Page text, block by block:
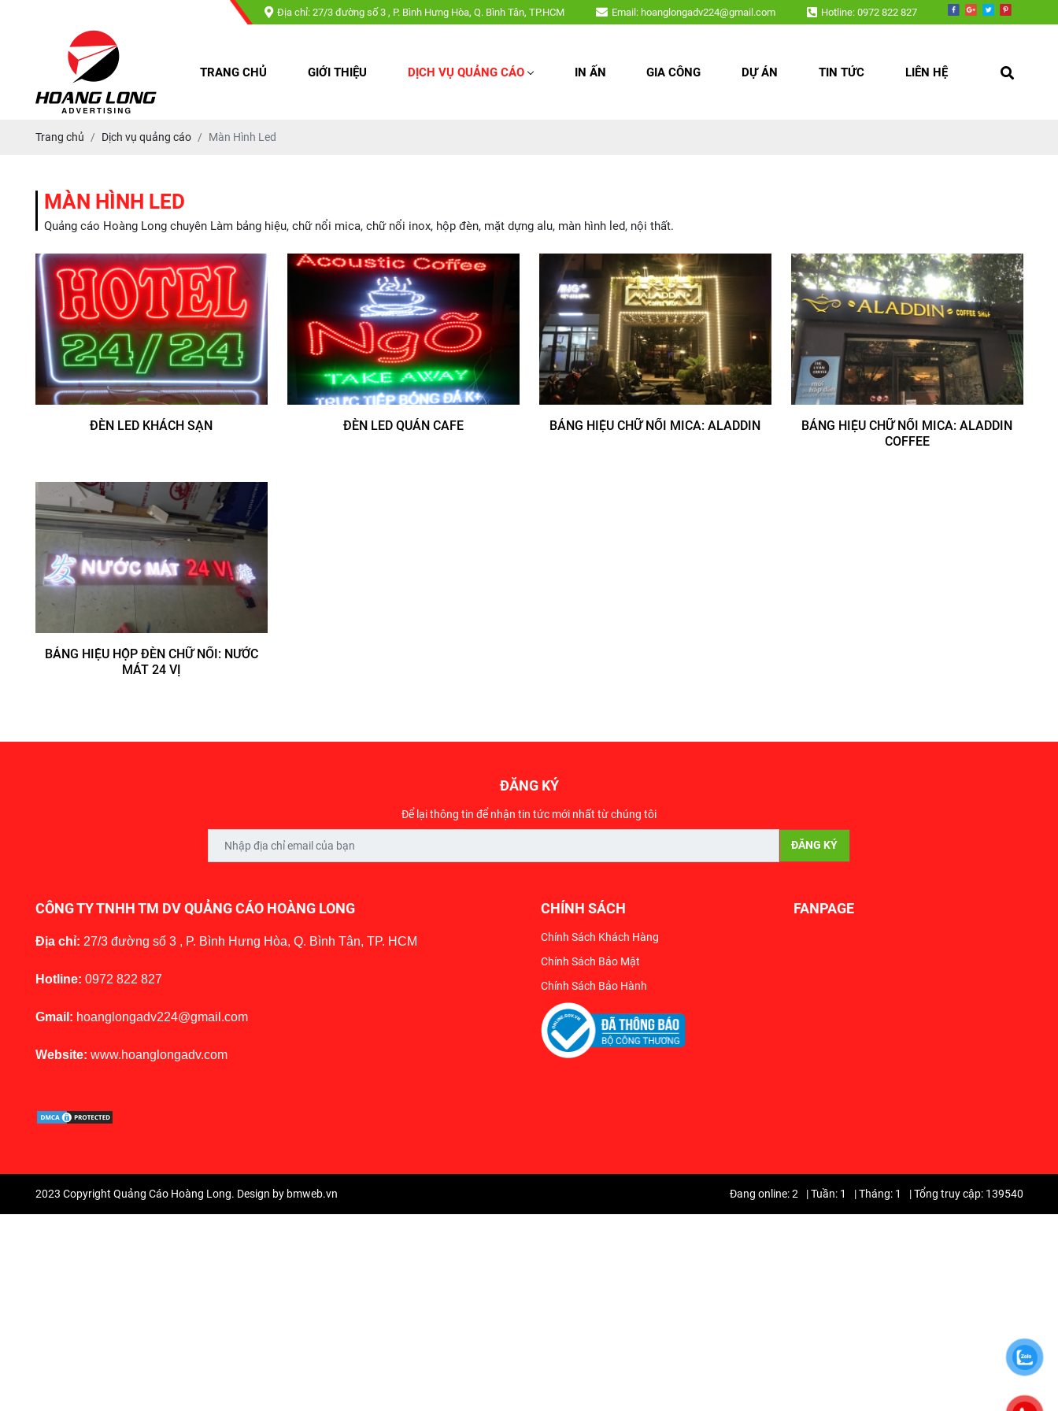
Quảng cáo Hoàng Long chuyên : Làm bảng hiệu, chữ nổi mica, chữ nổi inox, hộp đèn, mặt dựng alu, màn hình led, nội thất,....
Địa chỉ: 27/3 đường số 3 , P. Bình Hưng Hòa, Q. Bình Tân, TP.HCM Email: hoanglongadv224@gmail.com Hotline: 0972 822 827
TRANG CHỦ GIỚI THIỆU DỊCH VỤ QUẢNG CÁO IN ẤN GIA CÔNG DỰ ÁN TIN TỨC LIÊN HỆ
Trang chủ Dịch vụ quảng cáo Màn Hình Led
MÀN HÌNH LED
Quảng cáo Hoàng Long chuyên Làm bảng hiệu, chữ nổi mica, chữ nổi inox, hộp đèn, mặt dựng alu, màn hình led, nội thất.
ĐÈN LED KHÁCH SẠN ĐÈN LED QUÁN CAFE BẢNG HIỆU CHỮ NỔI MICA: ALADDIN
BẢNG HIỆU CHỮ NỔI MICA: ALADDIN
COFFEE
BẢNG HIỆU HỘP ĐÈN CHỮ NỔI: NƯỚC
MÁT 24 VỊ
ĐĂNG KÝ
Để lại thông tin để nhận tin tức mới nhất từ chúng tôi
CÔNG TY TNHH TM DV QUẢNG CÁO HOÀNG LONG
Địa chỉ: 27/3 đường số 3 , P. Bình Hưng Hòa, Q. Bình Tân, TP. HCM
Hotline: 0972 822 827
Gmail: hoanglongadv224@gmail.com
Website: www.hoanglongadv.com
CHÍNH SÁCH
Chính Sách Khách Hàng
Chính Sách Bảo Mật
Chính Sách Bảo Hành
FANPAGE
2023 Copyright Quảng Cáo Hoàng Long. Design by bmweb.vn Đang online: 2 |Tuần: 1 |Tháng: 1 |Tổng truy cập: 139540